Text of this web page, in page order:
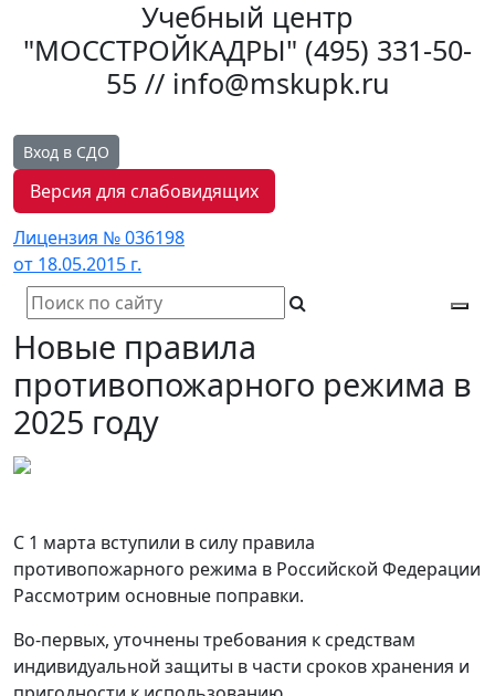
Учебный центр
"МОССТРОЙКАДРЫ" (495) 331-50-
55 // info@mskupk.ru
Вход в СДО
Версия для слабовидящих
Лицензия № 036198
от 18.05.2015 г.
Новые правила
противопожарного режима в
2025 году
С 1 марта вступили в силу правила
противопожарного режима в Российской Федерации
Рассмотрим основные поправки.
Во-первых, уточнены требования к средствам
индивидуальной защиты в части сроков хранения и